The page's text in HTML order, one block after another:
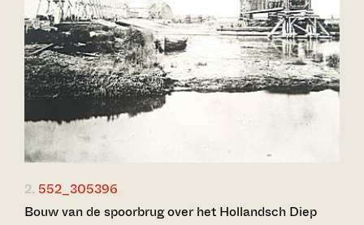
2. 552_305396
Bouw van de spoorbrug over het Hollandsch Diep